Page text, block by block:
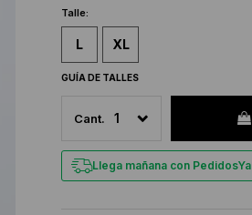
Talle:
L XL
GUÍA DE TALLES
1
Llega mañana con PedidosYa